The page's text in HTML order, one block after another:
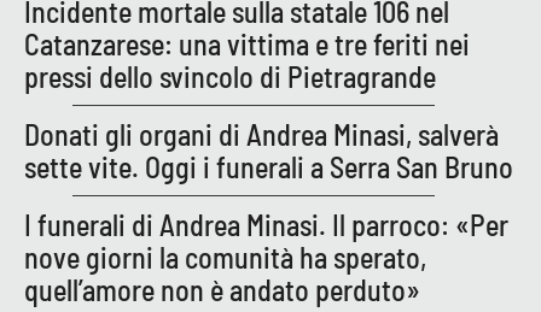
PROGETTI
SPECIALI
CALABRIAVISIONE
Destinazioni
Incidente mortale sulla statale 106 nel
Catanzarese: una vittima e tre feriti nei
pressi dello svincolo di Pietragrande
Donati gli organi di Andrea Minasi, salverà
sette vite. Oggi i funerali a Serra San Bruno
I funerali di Andrea Minasi. Il parroco: «Per
nove giorni la comunità ha sperato,
quell’amore non è andato perduto»